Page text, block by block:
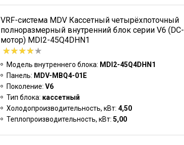
VRF-система MDV Кассетный четырёхпоточный
полноразмерный внутренний блок серии V6 (DC-
мотор) MDI2-45Q4DHN1
Модель внутреннего блока: MDI2-45Q4DHN1
Панель: MDV-MBQ4-01E
Поколение: V6
Тип блока: кассетный
Холодопроизводительность, кВт: 4,50
Теплопроизводительность, кВт: 5,00